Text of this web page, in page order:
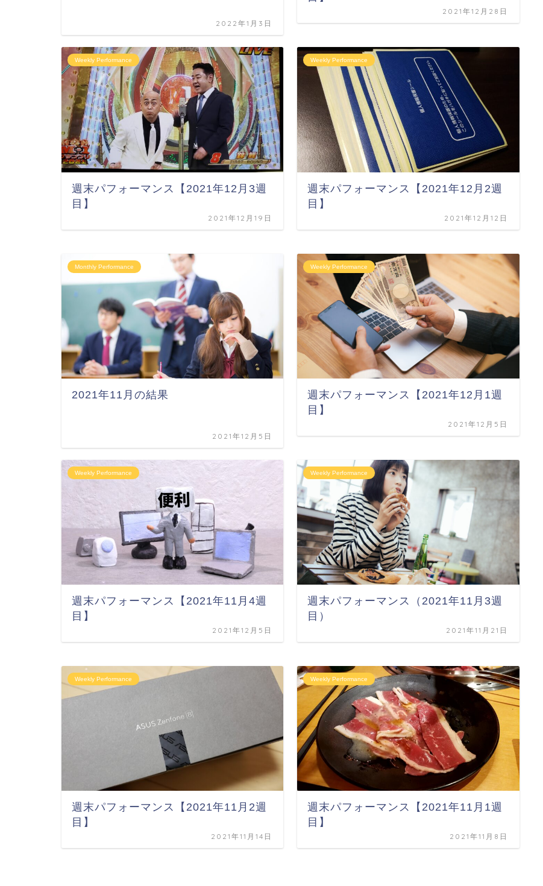
2022年1月3日
2021年12月28日
Weekly Performance
週末パフォーマンス【2021年12月3週
目】
2021年12月19日
Weekly Performance
週末パフォーマンス【2021年12月2週
目】
2021年12月12日
Monthly Performance
2021年11月の結果
2021年12月5日
Weekly Performance
週末パフォーマンス【2021年12月1週
目】
2021年12月5日
Weekly Performance
週末パフォーマンス【2021年11月4週
目】
2021年12月5日
Weekly Performance
週末パフォーマンス（2021年11月3週
目）
2021年11月21日
Weekly Performance
週末パフォーマンス【2021年11月2週
目】
2021年11月14日
Weekly Performance
週末パフォーマンス【2021年11月1週
目】
2021年11月8日